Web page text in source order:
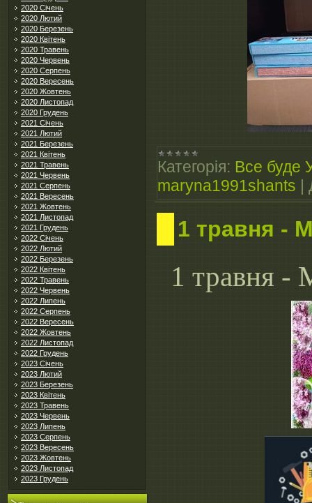
2020 Січень
2020 Лютий
2020 Березень
2020 Квітень
2020 Травень
2020 Червень
2020 Серпень
2020 Вересень
2020 Жовтень
2020 Листопад
2020 Грудень
2021 Січень
2021 Лютий
2021 Березень
2021 Квітень
2021 Травень
2021 Червень
2021 Серпень
2021 Вересень
2021 Жовтень
2021 Листопад
2021 Грудень
2022 Січень
2022 Лютий
2022 Березень
2022 Квітень
2022 Травень
2022 Червень
2022 Липень
2022 Серпень
2022 Вересень
2022 Жовтень
2022 Листопад
2022 Грудень
2023 Січень
2023 Лютий
2023 Березень
2023 Квітень
2023 Травень
2023 Червень
2023 Липень
2023 Серпень
2023 Вересень
2023 Жовтень
2023 Листопад
2023 Грудень
Категорія: Все буде
maryna1991shants |
1 травня -
1 травня -